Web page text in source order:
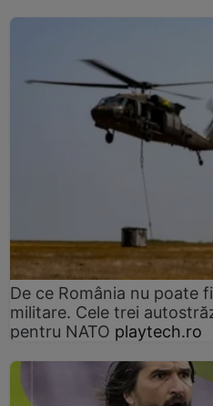
De ce România nu poate
militare. Cele trei
pentru NATO playtech.ro